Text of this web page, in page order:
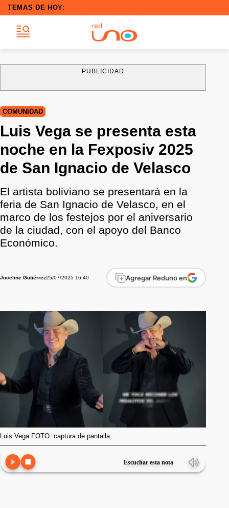
TEMAS DE HOY:
PUBLICIDAD
COMUNIDAD
Luis Vega se presenta esta
noche en la Fexposiv 2025
de San Ignacio de Velasco
El artista boliviano se presentará en la
feria de San Ignacio de Velasco, en el
marco de los festejos por el aniversario
de la ciudad, con el apoyo del Banco
Económico.
Joceline Gutiérrez25/07/2025 16:40 Agregar Reduno en
Luis Vega FOTO: captura de pantalla
Escuchar esta nota